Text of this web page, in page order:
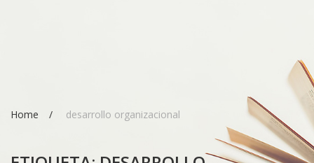
Home desarrollo organizacional